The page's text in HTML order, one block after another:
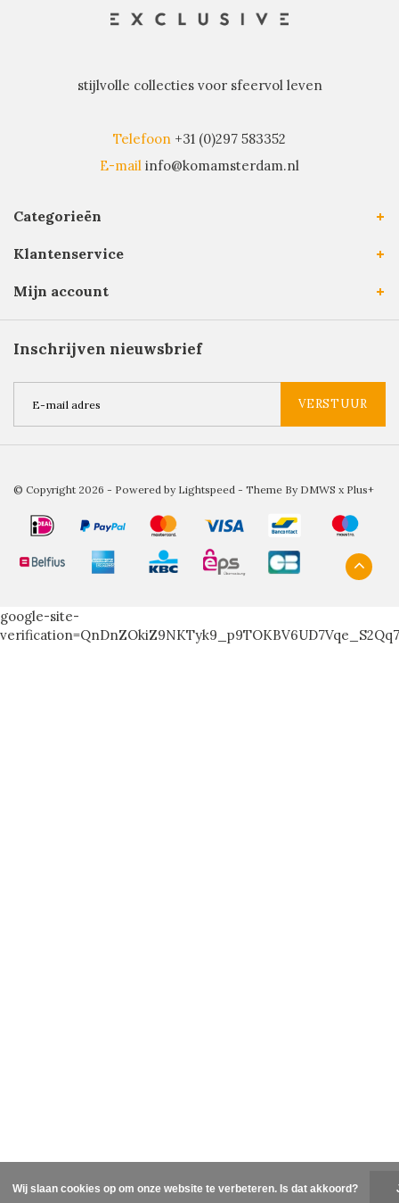
stijlvolle collecties voor sfeervol leven
Telefoon +31 (0)297 583352
E-mail info@komamsterdam.nl
Categorieën
Klantenservice
Mijn account
Inschrijven nieuwsbrief
VERSTUUR
© Copyright 2026 - Powered by Lightspeed - Theme By DMWS x Plus+
google-site-
Wij slaan cookies op om onze website te verbeteren. Is dat akkoord?